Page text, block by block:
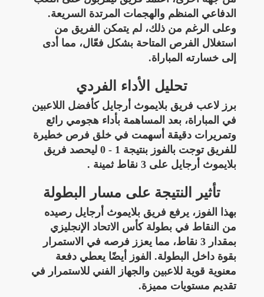
الدفاعي المنظم والهجمات المرتدة السريعة.
وعلى الرغم من ذلك، لم يتمكن الفريق من
استغلال الفرص المتاحة بشكل فعّال، مما أدى
إلى خسارته المباراة.
تحليل الأداء الفردي
برز لاعب فريق بلايموث أرجايل كأفضل اللاعبين
في المباراة، بعد المساهمة بأداء هجومي رائع
وتمريرات دقيقة أسهمت في خلق فرص خطيرة
للفريق توجت بالفوز بنتيجة 1 - 0 ليحصد فريق
بلايموث أرجايل على 3 نقاط ثمينة .
تأثير النتيجة على مسار البطولة
بهذا الفوز، يرفع فريق بلايموث أرجايل رصيده
من النقاط في بطولة كأس الاتحاد الإنجليزي
بمقدار 3 نقاط، مما يعزز فرصه في الاستمرار
بقوة داخل البطولة. الفوز أيضًا يعطي دفعة
معنوية قوية للاعبين والجهاز الفني للاستمرار في
تقديم مستويات مميزة.